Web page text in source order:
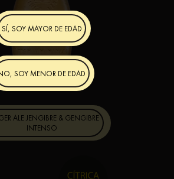
SÍ, SOY MAYOR DE EDAD
SOY MENOR DE EDAD
ALE JENGIBRE & GENGIBRE
INTENSO